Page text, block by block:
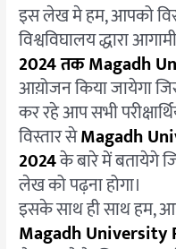
इस लेख मे हम, आपको
विश्वविघालय द्धारा
2024 तक Magadh
आय़ोजन किया जायेगा
कर रहे आप सभी
विस्तार सेMagadh
2024के बारे में बतायेगे
लेख को पढ़ना होगा।
इसके साथ ही साथ हम,
Magadh University